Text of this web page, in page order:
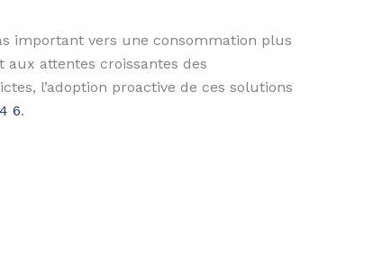
important vers une consommation plus
attentes croissantes des
l’adoption proactive de ces solutions
4 6.